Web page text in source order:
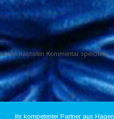
nächsten Kommentar speichern.
Ihr kompetenter Partner aus Hagen